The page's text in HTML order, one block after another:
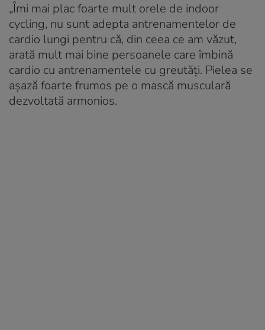
„Îmi mai plac foarte mult orele de indoor
cycling, nu sunt adepta antrenamentelor de
cardio lungi pentru că, din ceea ce am văzut,
arată mult mai bine persoanele care îmbină
cardio cu antrenamentele cu greutăți. Pielea se
așază foarte frumos pe o mască musculară
dezvoltată armonios.